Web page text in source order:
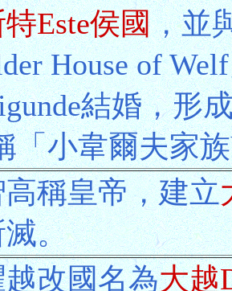
Este侯國，並
House of
結婚，形
「小韋爾夫家
稱皇帝，建立
。
改國名為大越